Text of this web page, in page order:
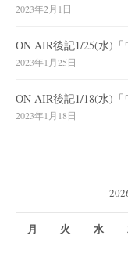
2023年2月1日
ON AIR後記1/25(水)
2023年1月25日
ON AIR後記1/18(水)
2023年1月18日
月 火 水